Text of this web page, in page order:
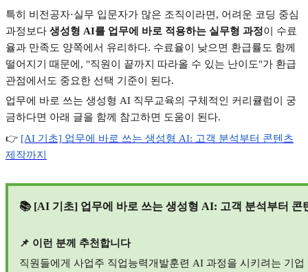
특히 비전공자·실무 입문자가 많은 조직이라면 , 어려운 코딩 중심
과정보다 생성형 AI를 업무에 바로 적용하는 실무형 과정이 수료
율과 만족도 양쪽에서 유리하다. 수료율이 낮으면 환급률도 함께
떨어지기 때문에 , "직원이 끝까지 따라올 수 있는 난이도"가 환급
관점에서도 중요한 선택 기준이 된다.
업무에 바로 쓰는 생성형 AI 직무교육의 구체적인 커리큘럼이 궁
금하다면 아래 글을 함께 참고하면 도움이 된다.
👉 [AI 기초] 업무에 바로 쓰는 생성형 AI: 고객 분석부터 콘텐츠
제작까지
📚 [AI 기초] 업무에 바로 쓰는 생성형 AI: 고객 분석부터 콘
📌 이런 분께 추천합니다
직원들에게 사업주 직업능력개발훈련 AI 과정을 시키려는 기업